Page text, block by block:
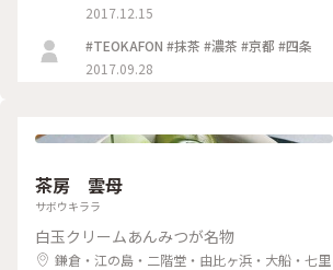
2017.12.15
#TEOKAFON #抹茶 #濃茶 #京都 #四条
2017.09.28
茶房 雲母
サボウキララ
白玉クリームあんみつが名物
鎌倉・江の島・二階堂・由比ヶ浜・大船・七